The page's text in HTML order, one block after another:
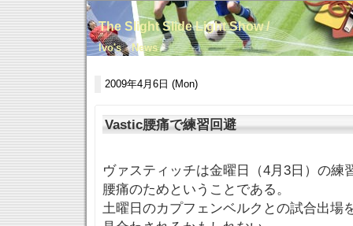
The Slight Slide Light Show /
Ivo's News
2009年4月6日 (Mon)
Vastic腰痛で練習回避
ヴァスティッチは金曜日（4月3日）の練
腰痛のためということである。
土曜日のカプフェンベルクとの試合出場